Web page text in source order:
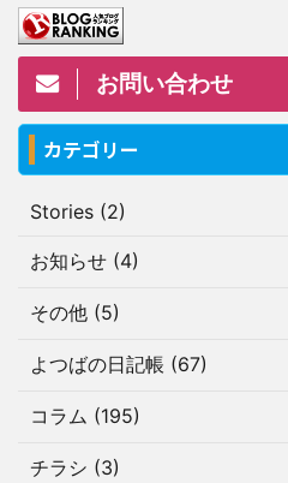
お問い合わせ
カテゴリー
Stories (2)
お知らせ (4)
その他 (5)
よつばの日記帳 (67)
コラム (195)
チラシ (3)